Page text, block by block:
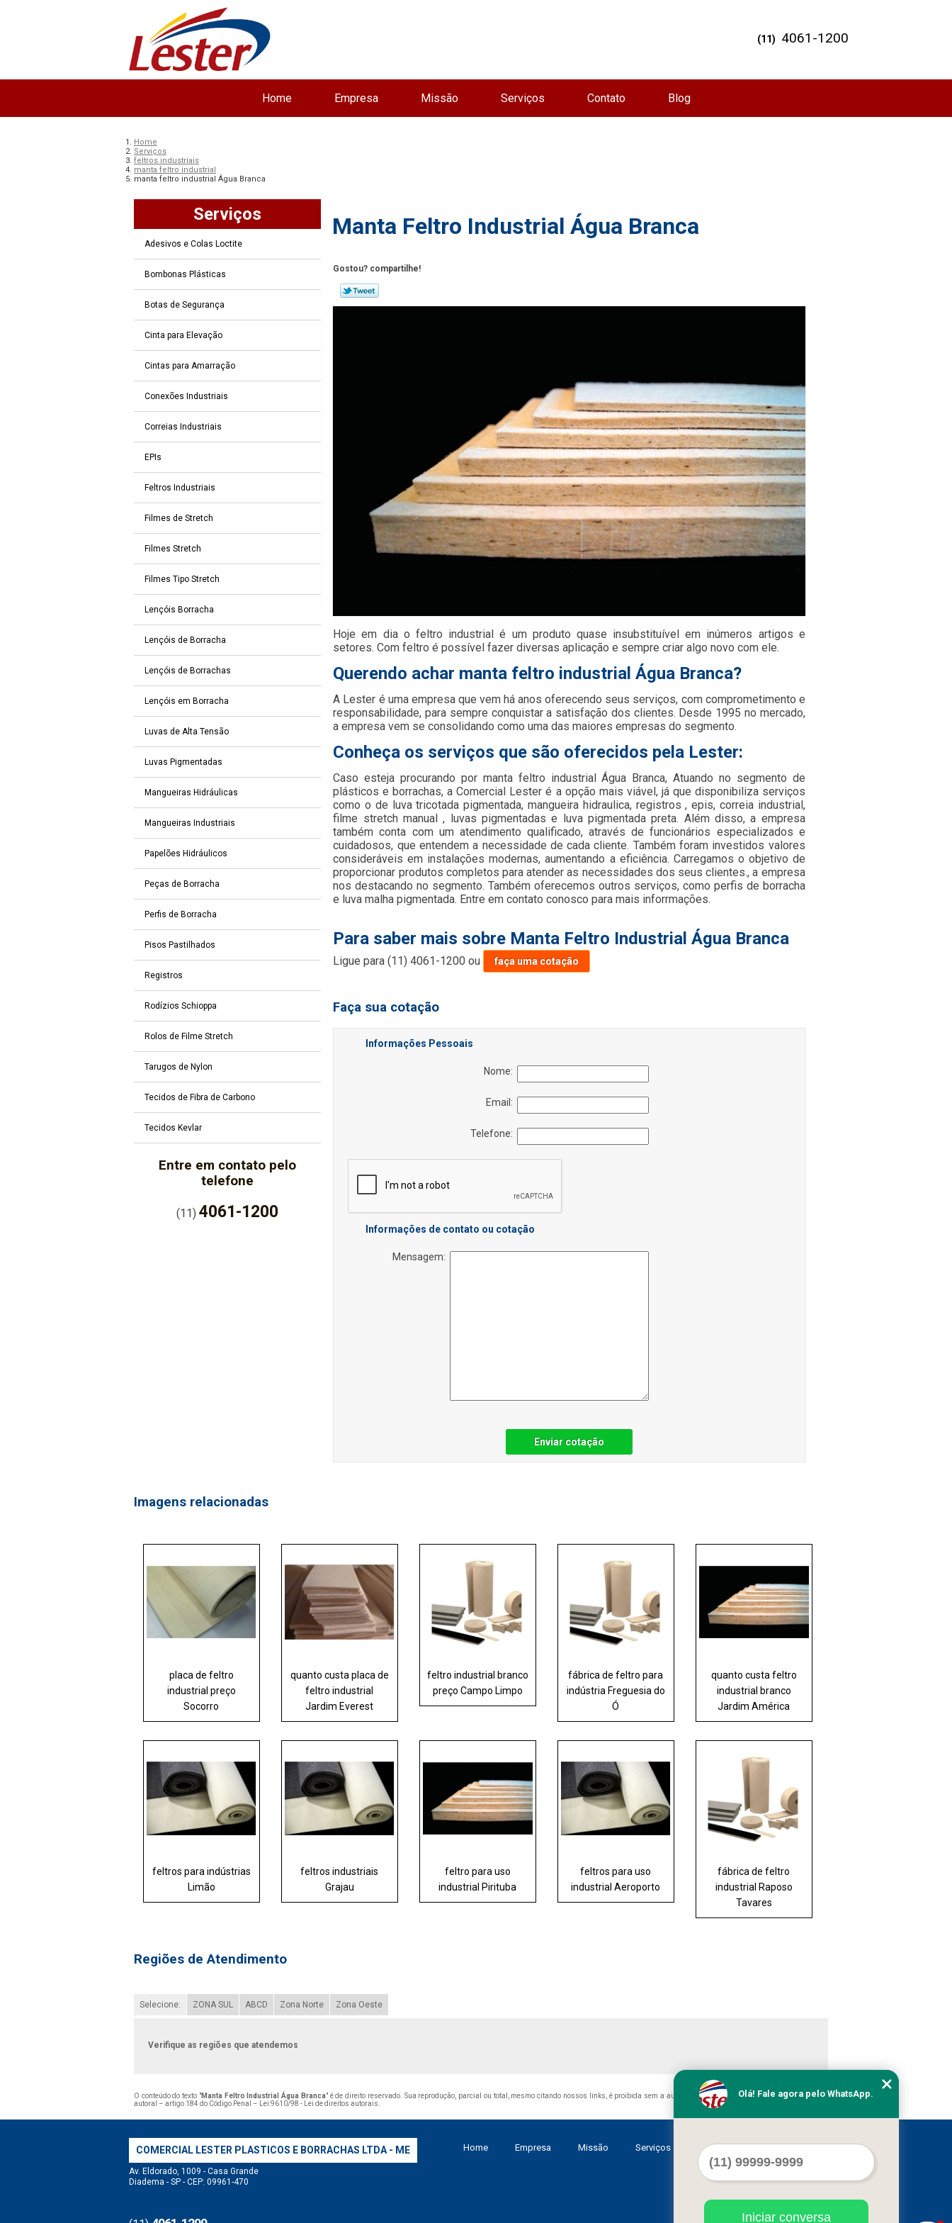
Home Empresa Missão Serviços Contato Blog
(11) 4061-1200
Home
Serviços
feltros industriais
manta feltro industrial
manta feltro industrial Água Branca
Serviços
Adesivos e Colas Loctite
Bombonas Plásticas
Botas de Segurança
Cinta para Elevação
Cintas para Amarração
Conexões Industriais
Correias Industriais
EPIs
Feltros Industriais
Filmes de Stretch
Filmes Stretch
Filmes Tipo Stretch
Lençóis Borracha
Lençóis de Borracha
Lençóis de Borrachas
Lençóis em Borracha
Luvas de Alta Tensão
Luvas Pigmentadas
Mangueiras Hidráulicas
Mangueiras Industriais
Papelões Hidráulicos
Peças de Borracha
Perfis de Borracha
Pisos Pastilhados
Registros
Rodízios Schioppa
Rolos de Filme Stretch
Tarugos de Nylon
Tecidos de Fibra de Carbono
Tecidos Kevlar
Entre em contato pelo
telefone
(11)4061-1200
Manta Feltro Industrial Água Branca
Gostou? compartilhe!
Hoje em dia o feltro industrial é um produto quase insubstituível em inúmeros artigos e
setores. Com feltro é possível fazer diversas aplicação e sempre criar algo novo com ele.
Querendo achar manta feltro industrial Água Branca?
A Lester é uma empresa que vem há anos oferecendo seus serviços, com comprometimento e
responsabilidade, para sempre conquistar a satisfação dos clientes. Desde 1995 no mercado,
a empresa vem se consolidando como uma das maiores empresas do segmento.
Conheça os serviços que são oferecidos pela Lester:
Caso esteja procurando por manta feltro industrial Água Branca, Atuando no segmento de
plásticos e borrachas, a Comercial Lester é a opção mais viável, já que disponibiliza serviços
como o de luva tricotada pigmentada, mangueira hidraulica, registros , epis, correia industrial,
filme stretch manual , luvas pigmentadas e luva pigmentada preta. Além disso, a empresa
também conta com um atendimento qualificado, através de funcionários especializados e
cuidadosos, que entendem a necessidade de cada cliente. Também foram investidos valores
consideráveis em instalações modernas, aumentando a eficiência. Carregamos o objetivo de
proporcionar produtos completos para atender as necessidades dos seus clientes., a empresa
nos destacando no segmento. Também oferecemos outros serviços, como perfis de borracha
e luva malha pigmentada. Entre em contato conosco para mais inforrmações.
Para saber mais sobre Manta Feltro Industrial Água Branca
Ligue para(11) 4061-1200 ou faça uma cotação
Faça sua cotação
Informações Pessoais
Nome:
Email:
Telefone:
Informações de contato ou cotação
Mensagem:
Enviar cotação
Imagens relacionadas
placa de feltro
industrial preço
Socorro
quanto custa placa de
feltro industrial
Jardim Everest
feltro industrial branco
preço Campo Limpo
fábrica de feltro para
indústria Freguesia do
Ó
quanto custa feltro
industrial branco
Jardim América
feltros para indústrias
Limão
feltros industriais
Grajau
feltro para uso
industrial Pirituba
feltros para uso
industrial Aeroporto
fábrica de feltro
industrial Raposo
Tavares
Regiões de Atendimento
Selecione: ZONA SUL ABCD Zona Norte Zona Oeste
Verifique as regiões que atendemos
O conteúdo do texto "Manta Feltro Industrial Água Branca" é de direito reservado. Sua reprodução, parcial ou total, mesmo citando nossos links, é proibida sem a autorização do autor. Crime de violação de direito
autoral – artigo 184 do Código Penal –
Lei 9610/98 - Lei de direitos autorais
COMERCIAL LESTER PLASTICOS E BORRACHAS LTDA - ME
Av. Eldorado, 1009 - Casa Grande
Diadema - SP - CEP: 09961-470
Home Empresa Missão Serviços Contato Mapa do site
Olá! Fale agora pelo WhatsApp.
Iniciar conversa